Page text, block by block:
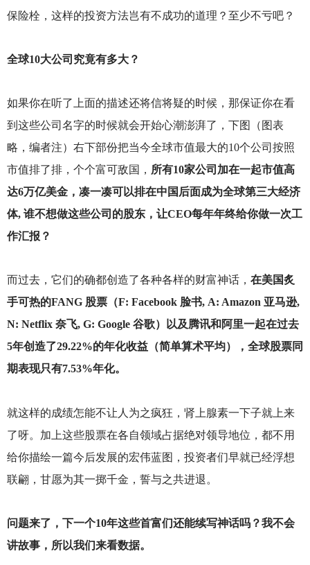
保险栓，这样的投资方法岂有不成功的道理？至少不亏吧？
全球10大公司究竟有多大？
如果你在听了上面的描述还将信将疑的时候，那保证你在看
到这些公司名字的时候就会开始心潮澎湃了，下图（图表
略，编者注）右下部份把当今全球市值最大的10个公司按照
市值排了排，个个富可敌国， 所有10家公司加在一起市值高
达6万亿美金，凑一凑可以排在中国后面成为全球第三大经济
体, 谁不想做这些公司的股东，让CEO每年年终给你做一次工
作汇报？
而过去，它们的确都创造了各种各样的财富神话， 在美国炙
手可热的FANG 股票（F: Facebook 脸书, A: Amazon 亚马逊,
N: Netflix 奈飞, G: Google 谷歌）以及腾讯和阿里一起在过去
5年创造了29.22%的年化收益（简单算术平均），全球股票同
期表现只有7.53%年化。
就这样的成绩怎能不让人为之疯狂，肾上腺素一下子就上来
了呀。加上这些股票在各自领域占据绝对领导地位，都不用
给你描绘一篇今后发展的宏伟蓝图，投资者们早就已经浮想
联翩，甘愿为其一掷千金，誓与之共进退。
问题来了，下一个10年这些首富们还能续写神话吗？我不会
讲故事，所以我们来看数据。